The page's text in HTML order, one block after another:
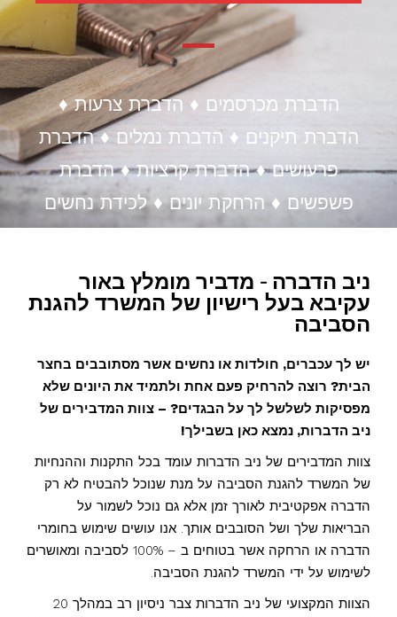
הדברת מכרסמים ♦ הדברת צרעות ♦
הדברת תיקנים ♦ הדברת נמלים ♦ הדברת
פרעושים ♦ הדברת קרציות ♦ הדברת
פשפשים ♦ הרחקת יונים ♦ לכידת נחשים
ניב הדברה - מדביר מומלץ באור
עקיבא בעל רישיון של המשרד להגנת
הסביבה
יש לך עכברים, חולדות או נחשים אשר מסתובבים בחצר
הבית? רוצה להרחיק פעם אחת ולתמיד את היונים שלא
מפסיקות לשלשל לך על הבגדים? – צוות המדבירים של
ניב הדברות, נמצא כאן בשבילך!
צוות המדבירים של ניב הדברות עומד בכל התקנות וההנחיות
של המשרד להגנת הסביבה על מנת שנוכל להבטיח לא רק
הדברה אפקטיבית לאורך זמן אלא גם נוכל לשמור על
הבריאות שלך ושל הסובבים אותך. אנו עושים שימוש בחומרי
הדברה או הרחקה אשר בטוחים ב – 100% לסביבה ומאושרים
לשימוש על ידי המשרד להגנת הסביבה.
הצוות המקצועי של ניב הדברות צבר ניסיון רב במהלך 20